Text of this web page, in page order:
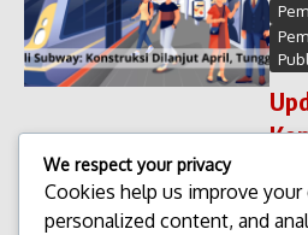
We respect your privacy
Cookies help us improve
personalized content, and